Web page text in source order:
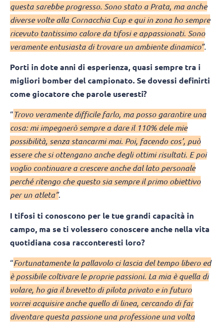
questa sarebbe progresso. Sono stato a Prata, ma anche
diverse volte alla Cornacchia Cup e qui in zona ho sempre
ricevuto tantissimo calore da tifosi e appassionati. Sono
veramente entusiasta di trovare un ambiente dinamico”.
Porti in dote anni di esperienza, quasi sempre tra i
migliori bomber del campionato. Se dovessi definirti
come giocatore che parole useresti?
“Trovo veramente difficile farlo, ma posso garantire una
cosa: mi impegnerò sempre a dare il 110% dele mie
possibilità, senza stancarmi mai. Poi, facendo cos’, può
essere che si ottengano anche degli ottimi risultati. E poi
voglio continuare a crescere anche dal lato personale
perché ritengo che questo sia sempre il primo obiettivo
per un atleta”.
I tifosi ti conoscono per le tue grandi capacità in
campo, ma se ti volessero conoscere anche nella vita
quotidiana cosa racconteresti loro?
“Fortunatamente la pallavolo ci lascia del tempo libero ed
è possibile coltivare le proprie passioni. La mia è quella di
volare, ho gia il brevetto di pilota privato e in futuro
vorrei acquisire anche quello di linea, cercando di far
diventare questa passione una professione una volta